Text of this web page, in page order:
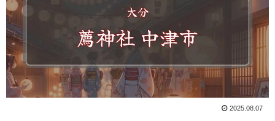
2025.08.07